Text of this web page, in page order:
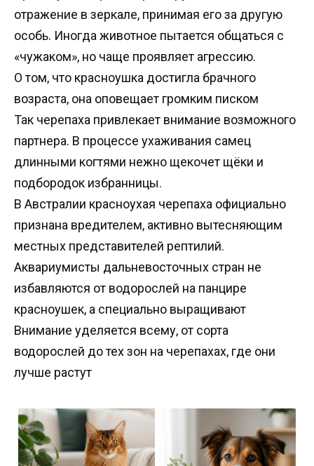
отражение в зеркале, принимая его за другую
особь. Иногда животное пытается общаться с
«чужаком», но чаще проявляет агрессию.
О том, что красноушка достигла брачного
возраста, она оповещает громким писком
Так черепаха привлекает внимание возможного
партнера. В процессе ухаживания самец
длинными когтями нежно щекочет щёки и
подбородок избранницы.
В Австралии красноухая черепаха официально
признана вредителем, активно вытесняющим
местных представителей рептилий.
Аквариумисты дальневосточных стран не
избавляются от водорослей на панцире
красноушек, а специально выращивают
Внимание уделяется всему, от сорта
водорослей до тех зон на черепахах, где они
лучше растут